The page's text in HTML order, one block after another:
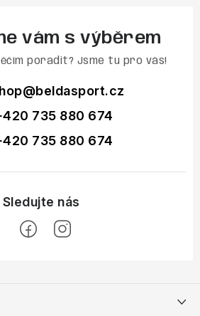
vám s výběrem
poradit? Jsme tu pro vás!
@beldasport.cz
735 880 674
735 880 674